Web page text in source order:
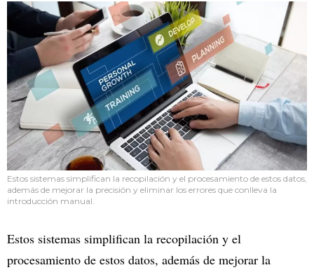
Estos sistemas simplifican la recopilación y el procesamiento de estos datos,
además de mejorar la precisión y eliminar los errores que conlleva la
introducción manual.
Estos sistemas simplifican la recopilación y el
procesamiento de estos datos, además de mejorar la